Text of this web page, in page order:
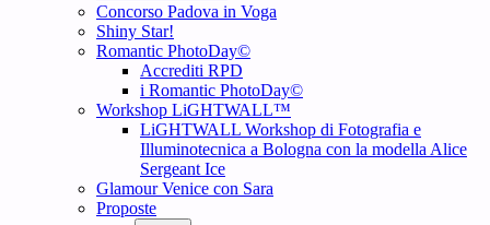
Concorso Padova in Voga
Shiny Star!
Romantic PhotoDay©
Accrediti RPD
i Romantic PhotoDay©
Workshop LiGHTWALL™
LiGHTWALL Workshop di Fotografia e
Illuminotecnica a Bologna con la modella Alice
Sergeant Ice
Glamour Venice con Sara
Proposte